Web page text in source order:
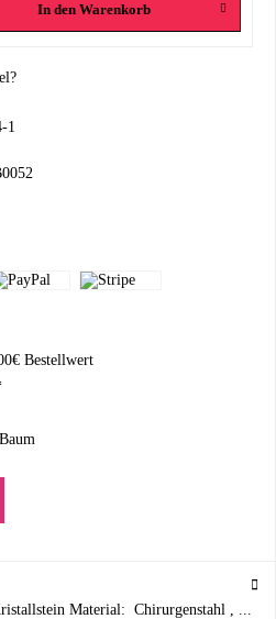
In den Warenkorb
1
Bestellwert
Material: Chirurgenstahl , ...